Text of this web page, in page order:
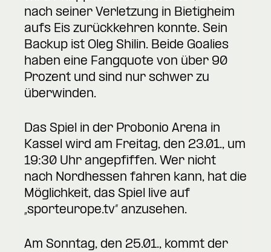
nach seiner Verletzung in Bietigheim
aufs Eis zurückkehren konnte. Sein
Backup ist Oleg Shilin. Beide Goalies
haben eine Fangquote von über 90
Prozent und sind nur schwer zu
überwinden.
Das Spiel in der Probonio Arena in
Kassel wird am Freitag, den 23.01., um
19:30 Uhr angepfiffen. Wer nicht
nach Nordhessen fahren kann, hat die
Möglichkeit, das Spiel live auf
„sporteurope.tv“ anzusehen.
Am Sonntag, den 25.01., kommt der